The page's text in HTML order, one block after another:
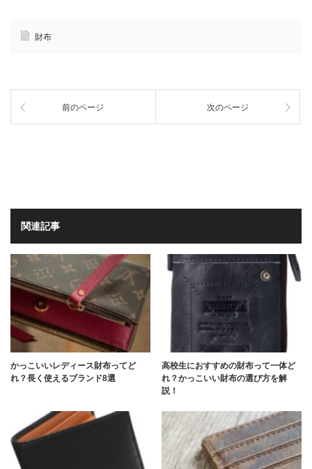
財布
前のページ 次のページ
関連記事
かっこいいレディース財布ってど
れ？長く使えるブランド8選
高校生におすすめの財布って一体ど
れ？かっこいい財布の選び方を解
説！